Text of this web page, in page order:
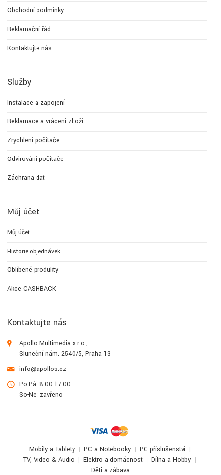
Obchodní podmínky
Reklamační řád
Kontaktujte nás
Služby
Instalace a zapojení
Reklamace a vrácení zboží
Zrychlení počítače
Odvirování počítače
Záchrana dat
Můj účet
Můj účet
Historie objednávek
Oblíbené produkty
Akce CASHBACK
Kontaktujte nás
Apollo Multimedia s.r.o.,
Sluneční nám. 2540/5, Praha 13
info@apollos.cz
Po-Pá: 8.00-17.00
So-Ne: zavřeno
Mobily a Tablety PC a Notebooky
PC příslušenství
TV, Video & Audio
Elektro a domácnost
Dílna a Hobby
Děti a zábava